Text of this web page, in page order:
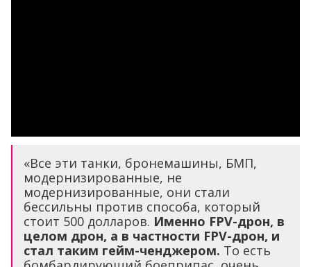
«Все эти танки, бронемашины, БМП,
модернизированные, не
модернизированные, они стали
бессильны против способа, который
стоит 500 долларов. Именно FPV-дрон, в
целом дрон, а в частности FPV-дрон, и
стал таким гейм-ченджером. То есть